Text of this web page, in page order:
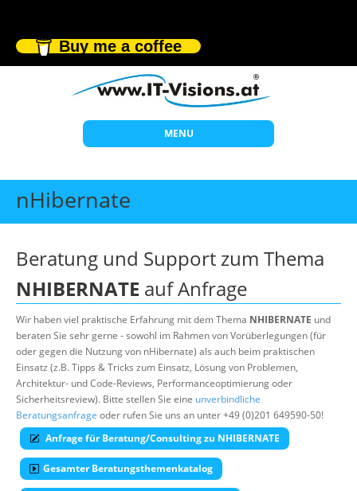
Buy me a coffee
MENU
Start
Themen
Individuelle Schulungen
Offene Seminare
Wissen
Über uns
Suche
nHibernate
Beratung und Support zum Thema
NHIBERNATE auf Anfrage
Wir haben viel praktische Erfahrung mit dem Thema NHIBERNATE und
beraten Sie sehr gerne - sowohl im Rahmen von Vorüberlegungen (für
oder gegen die Nutzung von nHibernate) als auch beim praktischen
Einsatz (z.B. Tipps & Tricks zum Einsatz, Lösung von Problemen,
Architektur- und Code-Reviews, Performanceoptimierung oder
Sicherheitsreview). Bitte stellen Sie eine unverbindliche
Beratungsanfrage oder rufen Sie uns an unter +49 (0)201 649590-50!
Anfrage für Beratung/Consulting zu NHIBERNATE
Gesamter Beratungsthemenkatalog